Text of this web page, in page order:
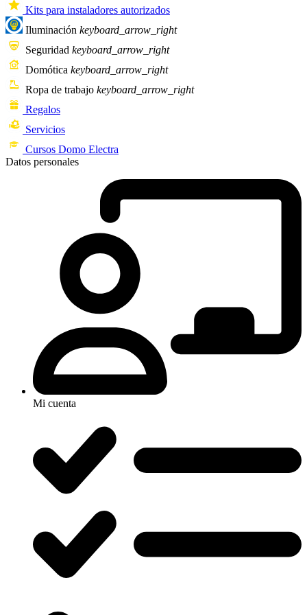
Kits para instaladores autorizados
Iluminación keyboard_arrow_right
Seguridad keyboard_arrow_right
Domótica keyboard_arrow_right
Ropa de trabajo keyboard_arrow_right
Regalos
Servicios
Cursos Domo Electra
Datos personales
Mi cuenta